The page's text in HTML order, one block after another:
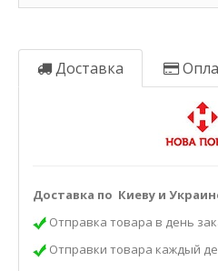
Доставка
Доставка по Киеву и
Отправка товара в день
Отправки товара каждый